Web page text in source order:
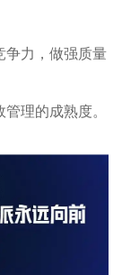
争力，做强质量
理的成熟度。